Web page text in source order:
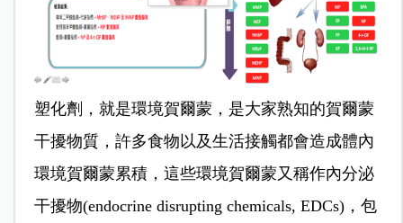
塑化劑，就是環境賀爾蒙，是大家熟知的賀爾蒙
干擾物質，許多食物以及生活接觸都會造成體內
環境賀爾蒙累積，這些環境賀爾蒙又稱作內分泌
干擾物(endocrine disrupting chemicals, EDCs)，包